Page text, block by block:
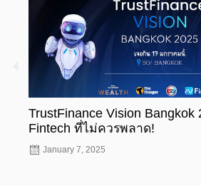
TrustFinance Vision Bangkok
Fintech ที่ไม่ควรพลาด!
January 7, 2025